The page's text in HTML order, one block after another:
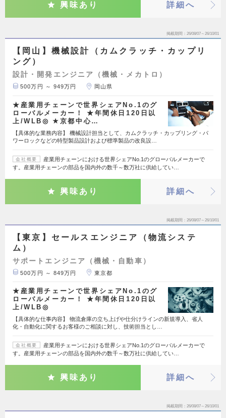
興味あり 詳細へ
掲載期間 26/08/07～26/10/01
【岡山】機械設計（カムクラッチ・カップリ
ング）
設計・開発エンジニア（機械・メカトロ）
500万円 ～ 949万円 岡山県
★産業用チェーンで世界シェアNo.1のグ
ローバルメーカー！ ★年間休日120日以
上/WLB◎ ★京都中心…
【具体的な業務内容】 機械設計担当として、カムクラッチ・カップリング・パ
ワーロックなどの特型製品設計および標準製品の改良設…
会社概要
産業用チェーンにおける世界シェアNo.1のグローバルメーカーで
す。産業用チェーンの部品を国内外の数千～数万社に供給してい…
興味あり 詳細へ
掲載期間 26/08/07～26/10/01
【東京】セールスエンジニア（物流システ
ム）
サポートエンジニア（機械・自動車）
500万円 ～ 849万円 東京都
★産業用チェーンで世界シェアNo.1のグ
ローバルメーカー！ ★年間休日120日以
上/WLB◎
【具体的な仕事内容】 物流倉庫の立ち上げや仕分けラインの新規導入、省人
化・自動化に関するお客様のご相談に対し、技術担当とし…
会社概要
産業用チェーンにおける世界シェアNo.1のグローバルメーカーで
す。産業用チェーンの部品を国内外の数千～数万社に供給してい…
興味あり 詳細へ
掲載期間 26/08/07～26/10/01